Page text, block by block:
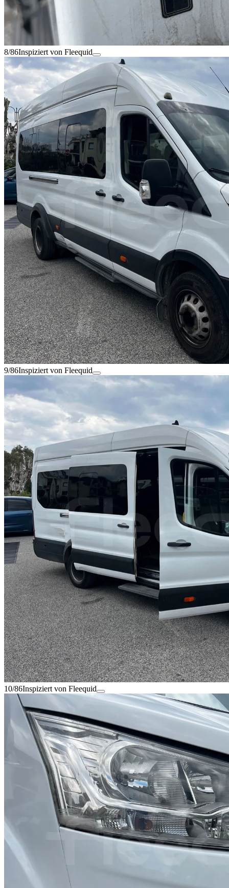
8/86Inspiziert von Fleequid
9/86Inspiziert von Fleequid
10/86Inspiziert von Fleequid